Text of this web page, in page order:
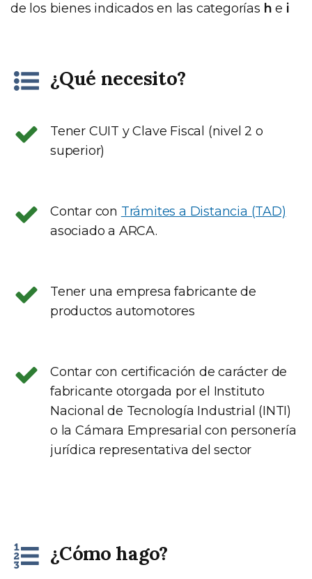
de los bienes indicados en las categorías h e i
¿Qué necesito?
Tener CUIT y Clave Fiscal (nivel 2 o
superior)
Contar con Trámites a Distancia (TAD)
asociado a ARCA.
Tener una empresa fabricante de
productos automotores
Contar con certificación de carácter de
fabricante otorgada por el Instituto
Nacional de Tecnología Industrial (INTI)
o la Cámara Empresarial con personería
jurídica representativa del sector
¿Cómo hago?